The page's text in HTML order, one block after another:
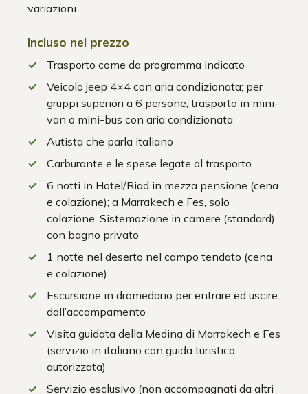
variazioni.
Incluso nel prezzo
Trasporto come da programma indicato
Veicolo jeep 4×4 con aria condizionata; per
gruppi superiori a 6 persone, trasporto in mini-
van o mini-bus con aria condizionata
Autista che parla italiano
Carburante e le spese legate al trasporto
6 notti in Hotel/Riad in mezza pensione (cena
e colazione); a Marrakech e Fes, solo
colazione. Sistemazione in camere (standard)
con bagno privato
1 notte nel deserto nel campo tendato (cena
e colazione)
Escursione in dromedario per entrare ed uscire
dall’accampamento
Visita guidata della Medina di Marrakech e Fes
(servizio in italiano con guida turistica
autorizzata)
Servizio esclusivo (non accompagnati da altri